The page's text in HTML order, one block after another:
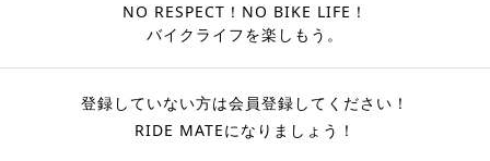
NO RESPECT！NO BIKE LIFE！
バイクライフを楽しもう。
登録していない方は会員登録してください！
RIDE MATEになりましょう！